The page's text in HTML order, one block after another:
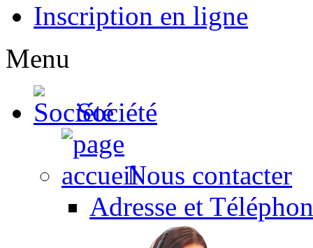
Inscription en ligne
Menu
Société
Nous contacter
Adresse et